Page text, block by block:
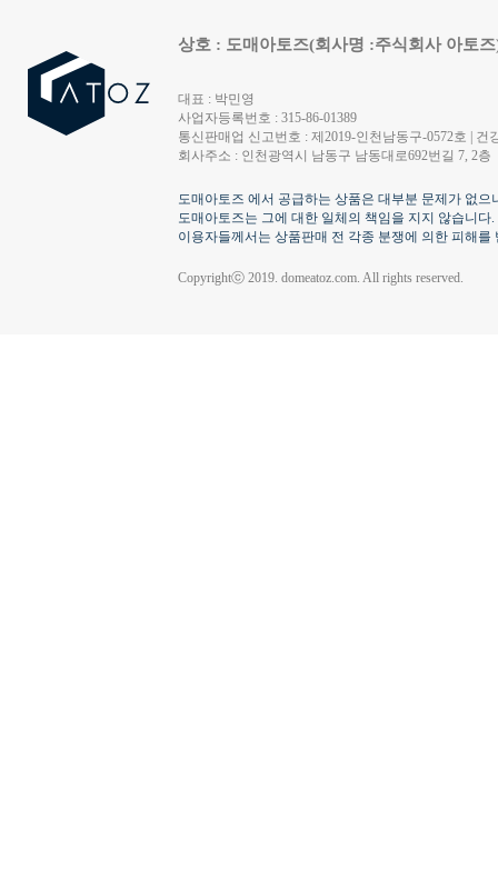
상호 : 도매아토즈(회사명 :주식회사 아토
대표 : 박민영
사업자등록번호 : 315-86-01389
통신판매업 신고번호 : 제2019-인천남동구-0572호 | 건
회사주소 : 인천광역시 남동구 남동대로692번길 7, 2층
도매아토즈 에서 공급하는 상품은 대부분 문제가 없
도매아토즈는 그에 대한 일체의 책임을 지지 않습니다.
이용자들께서는 상품판매 전 각종 분쟁에 의한 피해
Copyrightⓒ 2019. domeatoz.com. All rights reserved.